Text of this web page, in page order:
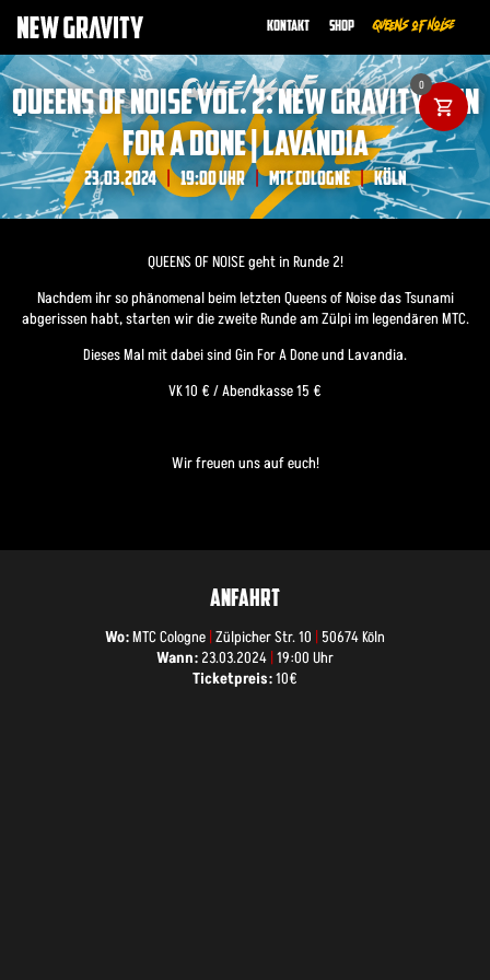
Kontakt Shop Queens of Noise
QUEENS OF NOISE VOL. 2: NEW GRAVITY | GIN
FOR A DONE | LAVANDIA
23.03.2024 19:00 UHR |MTC COLOGNE|KÖLN
QUEENS OF NOISE geht in Runde 2!
Nachdem ihr so phänomenal beim letzten Queens of Noise das Tsunami
abgerissen habt, starten wir die zweite Runde am Zülpi im legendären MTC.
Dieses Mal mit dabei sind Gin For A Done und Lavandia.
VK 10 € / Abendkasse 15 €
Wir freuen uns auf euch!
ANFAHRT
Wo:MTC Cologne Zülpicher Str. 10
50674 Köln
Wann: 23.03.2024 19:00 Uhr
Ticketpreis:10€
0